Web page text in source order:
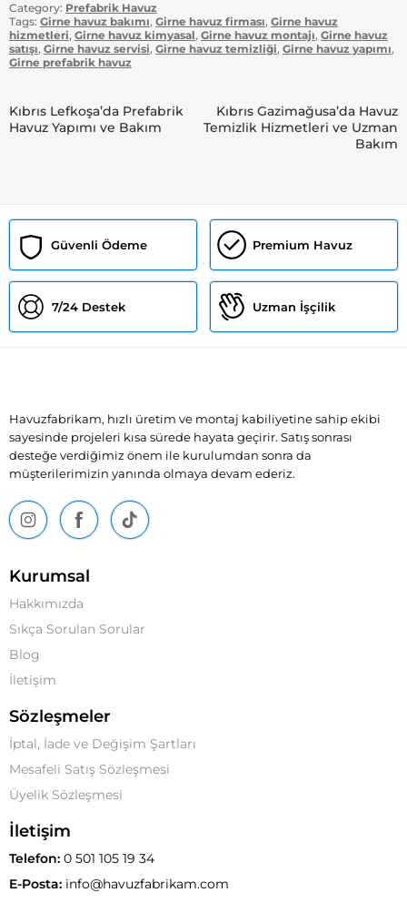
Category: Prefabrik Havuz
Tags: Girne havuz bakımı, Girne havuz firması, Girne havuz
hizmetleri, Girne havuz kimyasal, Girne havuz montajı, Girne havuz
satışı, Girne havuz servisi, Girne havuz temizliği, Girne havuz yapımı,
Girne prefabrik havuz
Yazı
gezinmesi
Previous
post:
Kıbrıs Lefkoşa’da Prefabrik
Havuz Yapımı ve Bakım
Next
post:
Kıbrıs Gazimağusa’da Havuz
Temizlik Hizmetleri ve Uzman
Bakım
Güvenli Ödeme Premium Havuz
7/24 Destek Uzman İşçilik
Havuzfabrikam, hızlı üretim ve montaj kabiliyetine sahip ekibi
sayesinde projeleri kısa sürede hayata geçirir. Satış sonrası
desteğe verdiğimiz önem ile kurulumdan sonra da
müşterilerimizin yanında olmaya devam ederiz.
Kurumsal
Hakkımızda
Sıkça Sorulan Sorular
Blog
İletişim
Sözleşmeler
İptal, İade ve Değişim Şartları
Mesafeli Satış Sözleşmesi
Üyelik Sözleşmesi
İletişim
Telefon: 0 501 105 19 34
E-Posta: info@havuzfabrikam.com